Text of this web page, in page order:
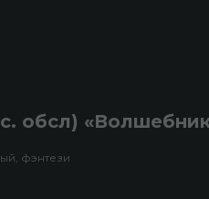
обсл)
фэнтези